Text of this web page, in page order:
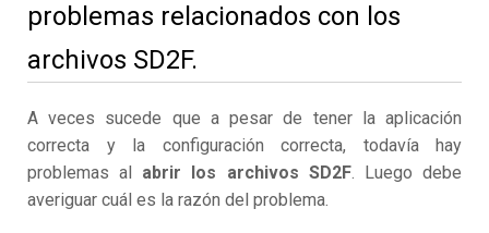
problemas relacionados con los
archivos SD2F.
A veces sucede que a pesar de tener la aplicación
correcta y la configuración correcta, todavía hay
problemas al abrir los archivos SD2F. Luego debe
averiguar cuál es la razón del problema.